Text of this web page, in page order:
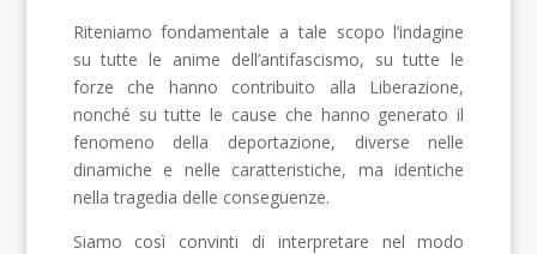
Riteniamo fondamentale a tale scopo l’indagine
su tutte le anime dell’antifascismo, su tutte le
forze che hanno contribuito alla Liberazione,
nonché su tutte le cause che hanno generato il
fenomeno della deportazione, diverse nelle
dinamiche e nelle caratteristiche, ma identiche
nella tragedia delle conseguenze.
Siamo così convinti di interpretare nel modo